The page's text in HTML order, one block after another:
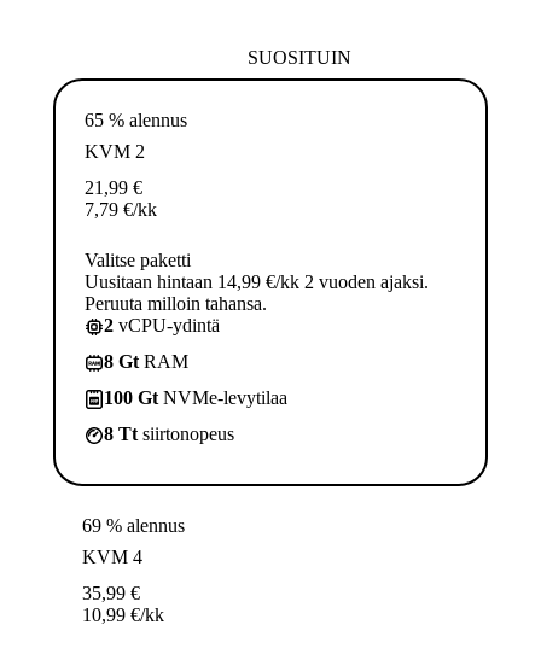
SUOSITUIN
65 % alennus
KVM 2
21,99 €
7,79 €/kk
Valitse paketti
Uusitaan hintaan 14,99 €/kk 2 vuoden ajaksi.
Peruuta milloin tahansa.
2 vCPU-ydintä
8 Gt RAM
100 Gt NVMe-levytilaa
8 Tt siirtonopeus
69 % alennus
KVM 4
35,99 €
10,99 €/kk